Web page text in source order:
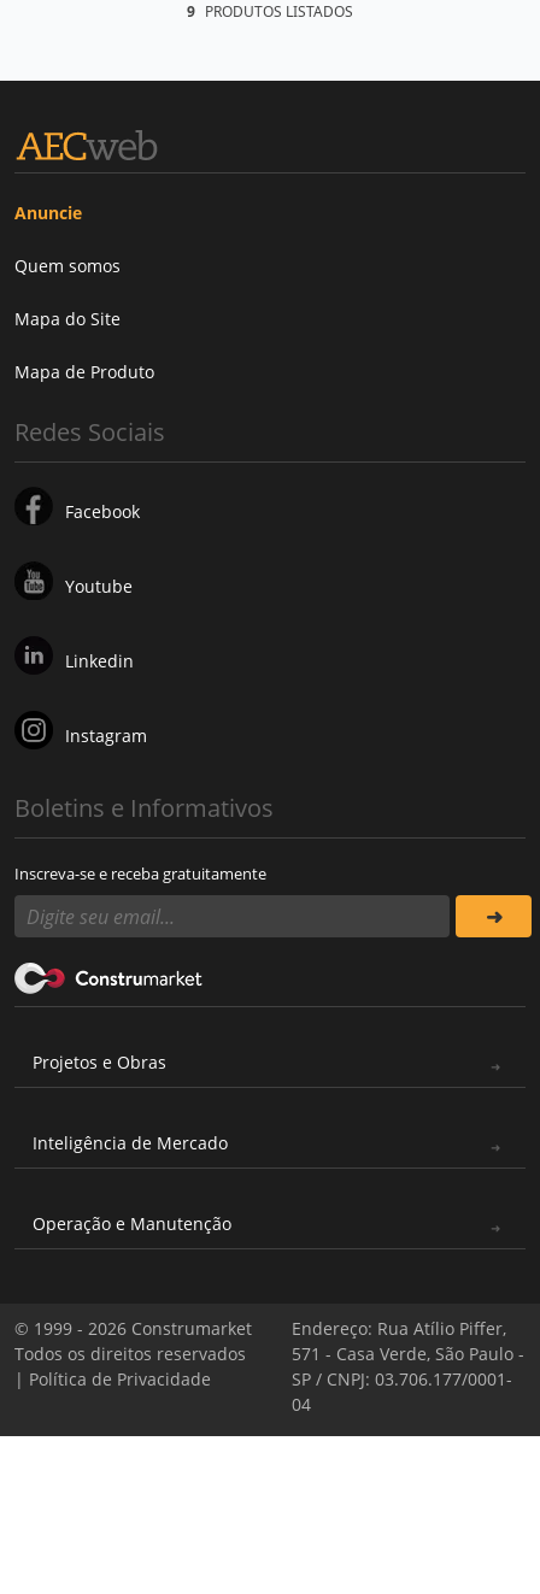
9 PRODUTOS LISTADOS
Anuncie
Quem somos
Mapa do Site
Mapa de Produto
Redes Sociais
Facebook
Youtube
Linkedin
Instagram
Boletins e Informativos
Inscreva-se e receba gratuitamente
Projetos e Obras
Inteligência de Mercado
Operação e Manutenção
© 1999 - 2026 Construmarket
Todos os direitos reservados
| Política de Privacidade
Endereço: Rua Atílio Piffer,
571 - Casa Verde, São Paulo -
SP / CNPJ: 03.706.177/0001-
04